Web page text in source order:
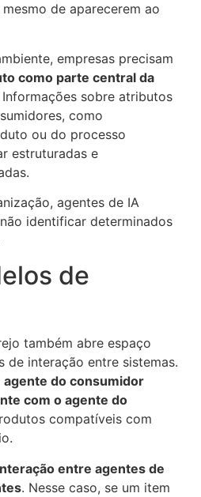
de aparecerem ao
empresas precisam
como parte central da
Informações sobre atributos
como
ou do processo
estruturadas e
agentes de IA
identificar determinados
de
também abre espaço
de interação entre sistemas.
agente do consumidor
com o agente do
compatíveis com
entre agentes de
. Nesse caso, se um item